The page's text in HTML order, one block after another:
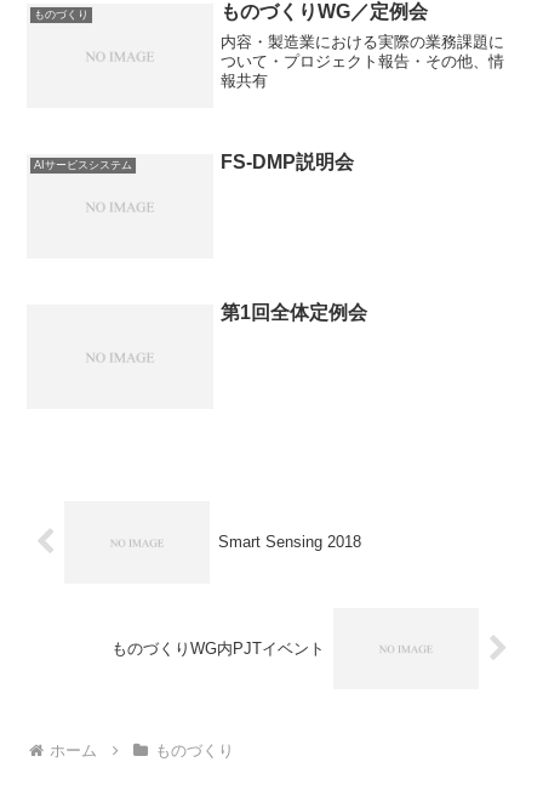
ものづくり ものづくりWG／定例会
内容・製造業における実際の業務課題に
ついて・プロジェクト報告・その他、情
報共有
AIサービスシステム FS-DMP説明会
第1回全体定例会
Smart Sensing 2018
ものづくりWG内PJTイベント
ホーム ものづくり